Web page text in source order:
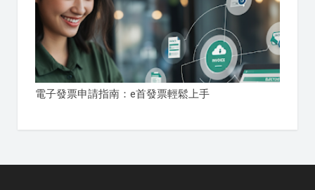
電子發票申請指南：e首發票輕鬆上手